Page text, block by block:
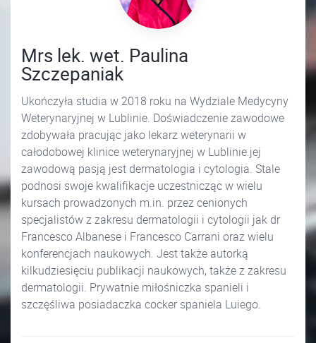
Mrs lek. wet. Paulina
Szczepaniak
Ukończyła studia w 2018 roku na Wydziale Medycyny
Weterynaryjnej w Lublinie. Doświadczenie zawodowe
zdobywała pracując jako lekarz weterynarii w
całodobowej klinice weterynaryjnej w Lublinie.jej
zawodową pasją jest dermatologia i cytologia. Stale
podnosi swoje kwalifikacje uczestnicząc w wielu
kursach prowadzonych m.in. przez cenionych
specjalistów z zakresu dermatologii i cytologii jak dr
Francesco Albanese i Francesco Carrani oraz wielu
konferencjach naukowych. Jest także autorką
kilkudziesięciu publikacji naukowych, także z zakresu
dermatologii. Prywatnie miłośniczka spanieli i
szczęśliwa posiadaczka cocker spaniela Luiego.